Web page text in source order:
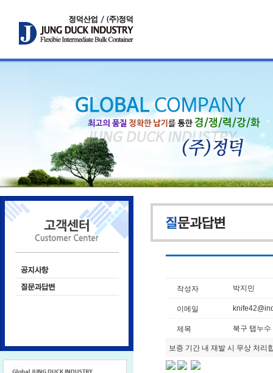
작성자 박지민
이메일
제목 북구 탭누수
보증 기간 내 재발 시 무상 처리